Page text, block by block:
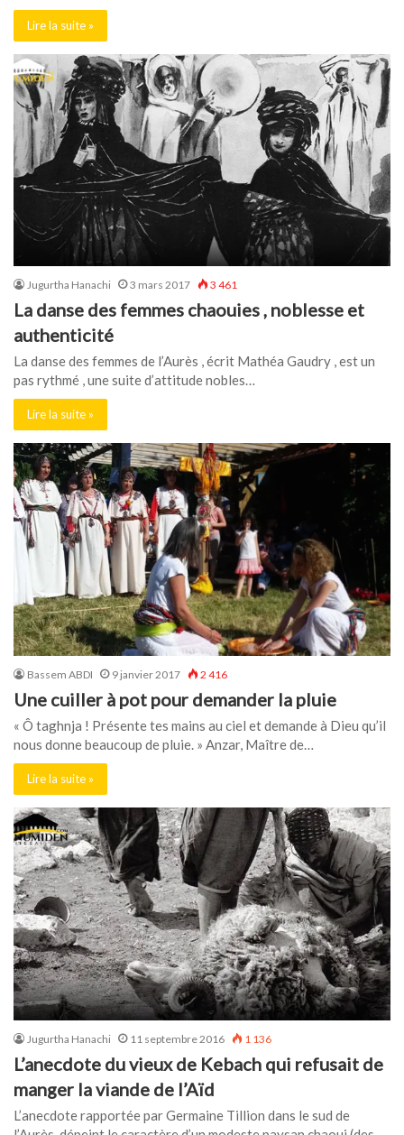
Lire la suite »
Jugurtha Hanachi 3 mars 2017 3 461
La danse des femmes chaouies , noblesse et
authenticité
La danse des femmes de l’Aurès , écrit Mathéa Gaudry , est un
pas rythmé , une suite d’attitude nobles…
Lire la suite »
Bassem ABDI 9 janvier 2017 2 416
Une cuiller à pot pour demander la pluie
« Ô taghnja ! Présente tes mains au ciel et demande à Dieu qu’il
nous donne beaucoup de pluie. » Anzar, Maître de…
Lire la suite »
Jugurtha Hanachi 11 septembre 2016 1 136
L’anecdote du vieux de Kebach qui refusait de
manger la viande de l’Aïd
L’anecdote rapportée par Germaine Tillion dans le sud de